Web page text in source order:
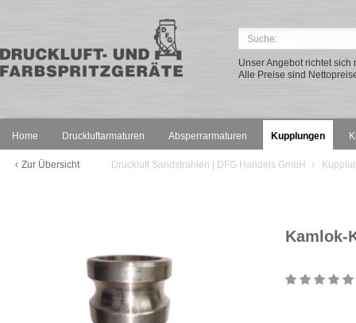
Unser Angebot richtet
Alle Preise sind
Home Druckluftarmaturen Absperrarmaturen Kupplungen
Zur Übersicht Druckluft Sandstrahlen | DFG Handels GmbH
Kamlok-